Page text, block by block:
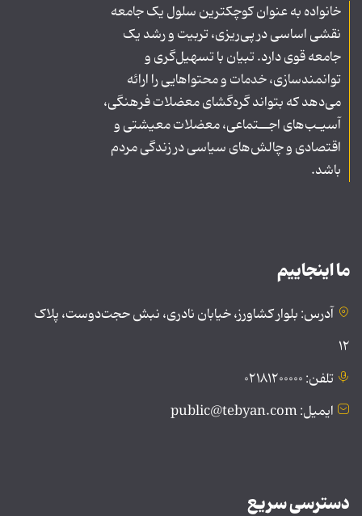
خانواده به عنوان کوچکترین سلول یک جامعه
نقشی اساسی در پی‌ریزی، تربیت و رشد یک
جامعه قوی دارد. تبیان با تسهیل‌گری و
توانمندسازی، خدمات و محتواهایی را ارائه
می‌دهد که بتواند گره‌گشای معضلات فرهنگی،
آسیـب‌های اجــتماعی، معضلات معیشتی و
اقتصادی و چالش‌های سیاسی در زندگی مردم
باشد.
ما اینجاییم
آدرس: بلوار کشاورز، خیابان نادری، نبش حجت‌دوست، پلاک
۱۲
تلفن: ۰۲۱۸۱۲۰۰۰۰۰
ایمیل: public@tebyan.com
دسترسی سریع